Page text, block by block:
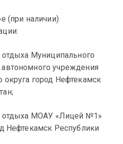
(при наличии)
отдыха Муниципального
учреждения
город Нефтекамск
отдыха МОАУ «Лицей №1»
Нефтекамск Республики